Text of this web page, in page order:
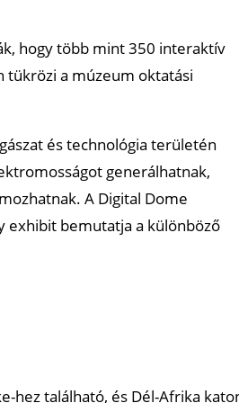
hogy több mint 350 interaktív
tükrözi a múzeum oktatási
és technológia területén
generálhatnak,
A Digital Dome
exhibit bemutatja a különböző
hez található, és Dél-Afrika